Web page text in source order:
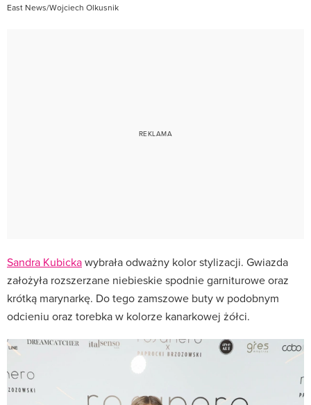
East News/Wojciech Olkusnik
Sandra Kubickawybrała odważny kolor stylizacji. Gwiazda
założyła rozszerzane niebieskie spodnie garniturowe oraz
krótką marynarkę. Do tego zamszowe buty w podobnym
odcieniu oraz torebka w kolorze kanarkowej żółci.